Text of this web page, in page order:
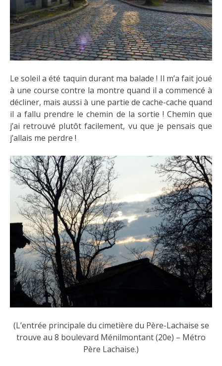
Le soleil a été taquin durant ma balade ! Il m’a fait joué
à une course contre la montre quand il a commencé à
décliner, mais aussi à une partie de cache-cache quand
il a fallu prendre le chemin de la sortie ! Chemin que
j’ai retrouvé plutôt facilement, vu que je pensais que
j’allais me perdre !
(L’entrée principale du cimetière du Père-Lachaise se
trouve au 8 boulevard Ménilmontant (20e) – Métro
Père Lachaise.)